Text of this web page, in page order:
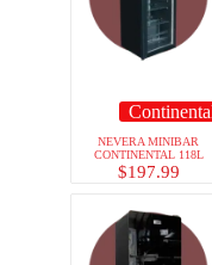
NEVERA MINIBAR
CONTINENTAL 118L
$197.99